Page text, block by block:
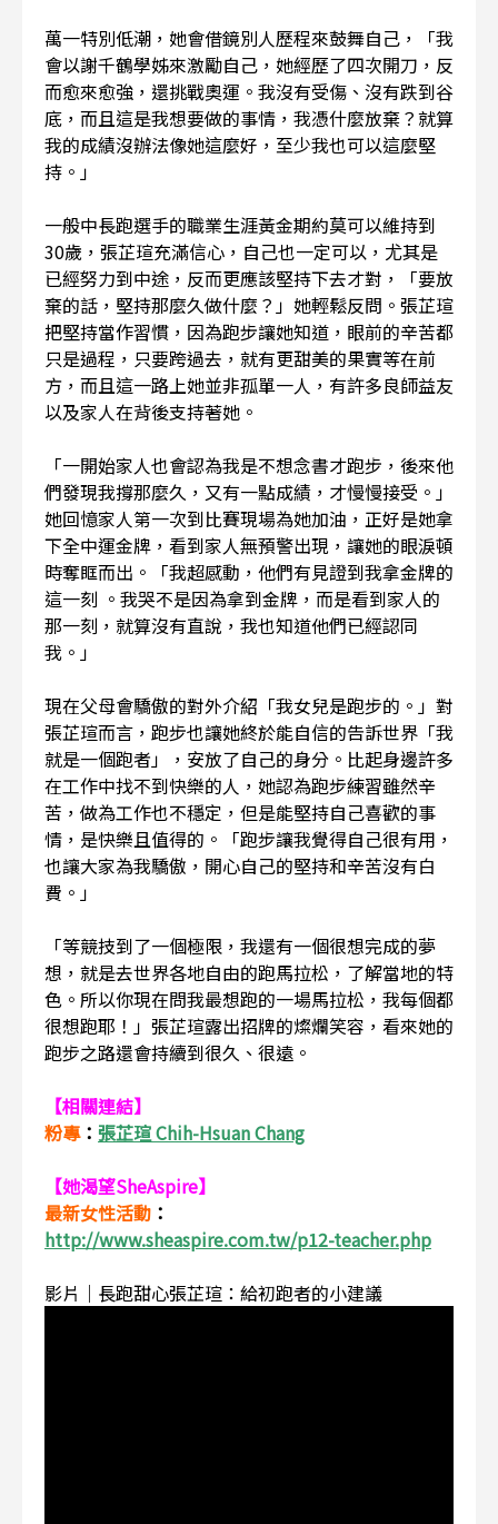
萬一特別低潮，她會借鏡別人歷程來鼓舞自己，「我
會以謝千鶴學姊來激勵自己，她經歷了四次開刀，反
而愈來愈強，還挑戰奧運。我沒有受傷、沒有跌到谷
底，而且這是我想要做的事情，我憑什麼放棄？就算
我的成績沒辦法像她這麼好，至少我也可以這麼堅
持。」
一般中長跑選手的職業生涯黃金期約莫可以維持到
30歲，張芷瑄充滿信心，自己也一定可以，尤其是
已經努力到中途，反而更應該堅持下去才對，「要放
棄的話，堅持那麼久做什麼？」她輕鬆反問。張芷瑄
把堅持當作習慣，因為跑步讓她知道，眼前的辛苦都
只是過程，只要跨過去，就有更甜美的果實等在前
方，而且這一路上她並非孤單一人，有許多良師益友
以及家人在背後支持著她。
「一開始家人也會認為我是不想念書才跑步，後來他
們發現我撐那麼久，又有一點成績，才慢慢接受。」
她回憶家人第一次到比賽現場為她加油，正好是她拿
下全中運金牌，看到家人無預警出現，讓她的眼淚頓
時奪眶而出。「我超感動，他們有見證到我拿金牌的
這一刻 。我哭不是因為拿到金牌，而是看到家人的
那一刻，就算沒有直說，我也知道他們已經認同
我。」
現在父母會驕傲的對外介紹「我女兒是跑步的。」對
張芷瑄而言，跑步也讓她終於能自信的告訴世界「我
就是一個跑者」，安放了自己的身分。比起身邊許多
在工作中找不到快樂的人，她認為跑步練習雖然辛
苦，做為工作也不穩定，但是能堅持自己喜歡的事
情，是快樂且值得的。「跑步讓我覺得自己很有用，
也讓大家為我驕傲，開心自己的堅持和辛苦沒有白
費。」
「等競技到了一個極限，我還有一個很想完成的夢
想，就是去世界各地自由的跑馬拉松，了解當地的特
色。所以你現在問我最想跑的一場馬拉松，我每個都
很想跑耶！」張芷瑄露出招牌的燦爛笑容，看來她的
跑步之路還會持續到很久、很遠。
【相關連結】
粉專： 張芷瑄 Chih-Hsuan Chang
【她渴望SheAspire】
最新女性活動 ：
http://www.sheaspire.com.tw/p12-teacher.php
影片｜長跑甜心張芷瑄：給初跑者的小建議